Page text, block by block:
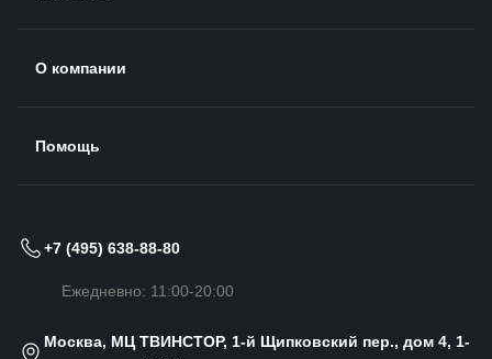
О компании
Помощь
+7 (495) 638-88-80
Ежедневно: 11:00-20:00
Москва, МЦ ТВИНСТОР, 1-й Щипковский пер., дом 4, 1-